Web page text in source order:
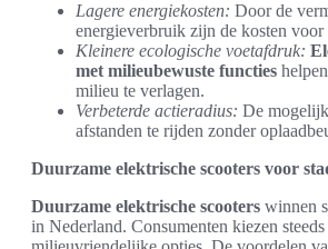
Lagere energiekosten: Door de
energieverbruik zijn de kosten voor
Kleinere ecologische voetafdruk:
met milieubewuste functies
milieu te verlagen.
Verbeterde actieradius: De
afstanden te rijden zonder
Duurzame elektrische scooters voor
Duurzame elektrische scooters winnen
in Nederland. Consumenten kiezen